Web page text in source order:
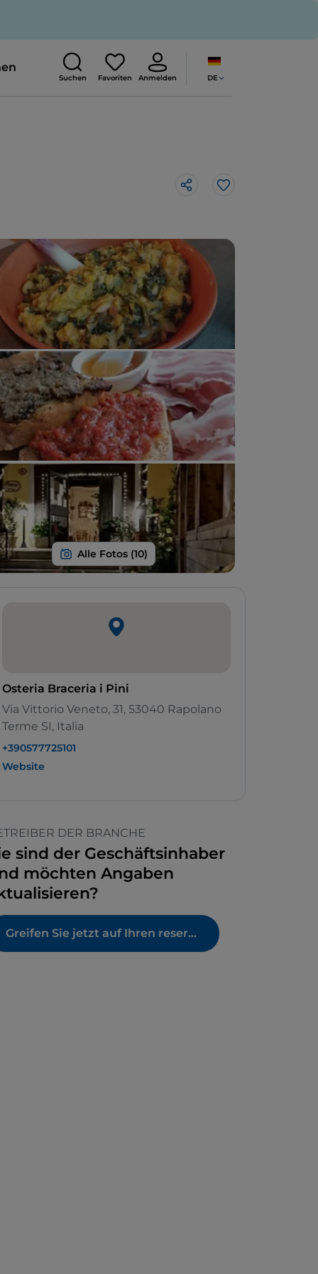
Suchen Favoriten Anmelden DE
Like
Osteria Braceria i Pini
Via Vittorio Veneto, 31, 53040 Rapolano
Terme SI, Italia
+390577725101
Website
DER BRANCHE
sind der Geschäftsinhaber
möchten Angaben
Greifen Sie jetzt auf Ihren reservierten Bereich zu